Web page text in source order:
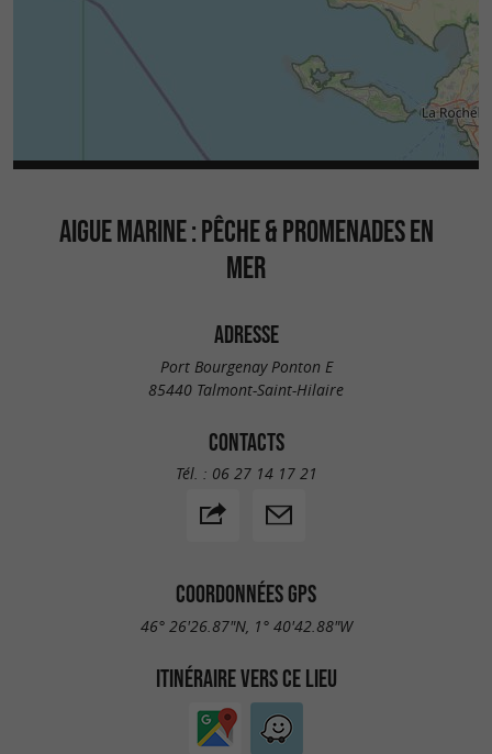
AIGUE MARINE : PÊCHE & PROMENADES EN
MER
ADRESSE
Port Bourgenay Ponton E
85440 Talmont-Saint-Hilaire
CONTACTS
Tél. : 06 27 14 17 21
COORDONNÉES GPS
46° 26'26.87"N, 1° 40'42.88"W
ITINÉRAIRE VERS CE LIEU